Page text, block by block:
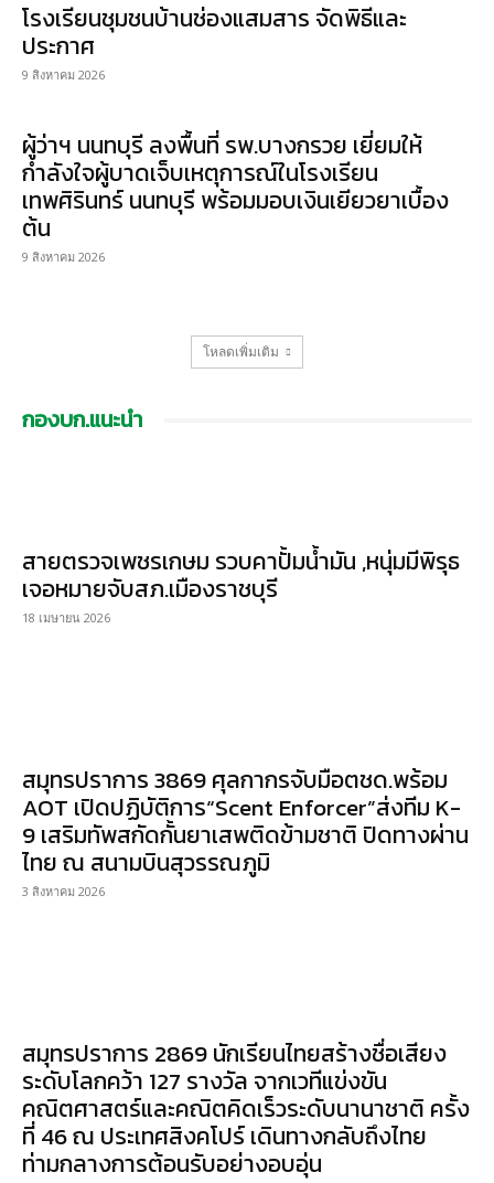
โรงเรียนชุมชนบ้านช่องแสมสาร จัดพิธีและ
ประกาศ
9 สิงหาคม 2026
ผู้ว่าฯ นนทบุรี ลงพื้นที่ รพ.บางกรวย เยี่ยมให้
กำลังใจผู้บาดเจ็บเหตุการณ์ในโรงเรียน
เทพศิรินทร์ นนทบุรี พร้อมมอบเงินเยียวยาเบื้อง
ต้น
9 สิงหาคม 2026
โหลดเพิ่มเติม
กองบก.แนะนำ
สายตรวจเพชรเกษม รวบคาปั้มน้ำมัน ,หนุ่มมีพิรุธ
เจอหมายจับสภ.เมืองราชบุรี
18 เมษายน 2026
สมุทรปราการ 3869 ศุลกากรจับมือตชด.พร้อม
AOT เปิดปฏิบัติการ“Scent Enforcer”ส่งทีม K-
9 เสริมทัพสกัดกั้นยาเสพติดข้ามชาติ ปิดทางผ่าน
ไทย ณ สนามบินสุวรรณภูมิ
3 สิงหาคม 2026
สมุทรปราการ 2869 นักเรียนไทยสร้างชื่อเสียง
ระดับโลกคว้า 127 รางวัล จากเวทีแข่งขัน
คณิตศาสตร์และคณิตคิดเร็วระดับนานาชาติ ครั้ง
ที่ 46 ณ ประเทศสิงคโปร์ เดินทางกลับถึงไทย
ท่ามกลางการต้อนรับอย่างอบอุ่น